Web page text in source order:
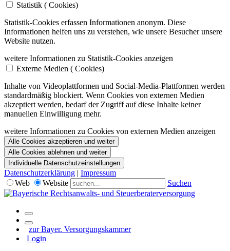
Statistik ( Cookies)
Statistik-Cookies erfassen Informationen anonym. Diese
Informationen helfen uns zu verstehen, wie unsere Besucher unsere
Website nutzen.
weitere Informationen zu Statistik-Cookies anzeigen
Externe Medien ( Cookies)
Inhalte von Videoplattformen und Social-Media-Plattformen werden
standardmäßig blockiert. Wenn Cookies von externen Medien
akzeptiert werden, bedarf der Zugriff auf diese Inhalte keiner
manuellen Einwilligung mehr.
weitere Informationen zu Cookies von externen Medien anzeigen
Alle Cookies akzeptieren und weiter
Alle Cookies ablehnen und weiter
Individuelle Datenschutzeinstellungen
Datenschutzerklärung | Impressum
Web
Website Suchen
zur Bayer. Versorgungskammer
Login